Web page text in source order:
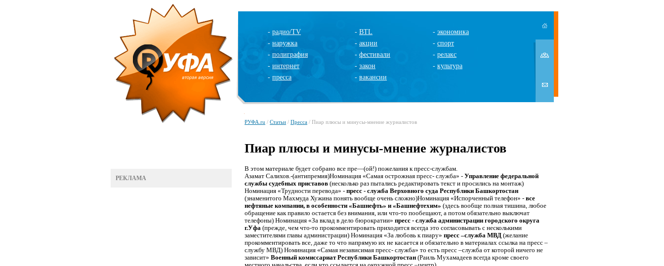
- радио/TV
- наружка
- полиграфия
- интернет
- пресса
- BTL
- акции
- фестивали
- закон
- вакансии
- экономика
- спорт
- релакс
- культура
РЕКЛАМА
РУФА.ru / Статьи / Пресса / Пиар плюсы и минусы-мнение журналистов
Пиар плюсы и минусы-мнение журналистов
В этом материале будет собрано все пре—(ой!) пожелания к пресс-службам.
Азамат Салихов.-(антипремия)Номинация «Самая острожная пресс- служба» - Управление федеральной
службы судебных приставов (несколько раз пытались редактировать текст и просились на монтаж)
Номинация «Трудности перевода» - пресс - служба Верховного суда Республики Башкортостан
(знаменитого Махмуда Хужина понять вообще очень сложно)Номинация «Испорченный телефон» - все
нефтяные компании, в особенности «Башнефть» и «Башнефтехим» (здесь вообще полная тишина, любое
обращение как правило остается без внимания, или что-то пообещают, а потом обязательно выключат
телефоны) Номинация «За вклад в дело бюрократии» пресс - служба администрации городского округа
г.Уфа (прежде, чем что-то прокомментировать приходится всегда это согласовывать с несколькими
заместителями главы администрации) Номинация «За любовь к пиару» пресс –служба МВД (желание
прокомментировать все, даже то что напрямую их не касается и обязательно в материалах ссылка на пресс –
службу МВД) Номинация «Самая независимая пресс- служба» то есть пресс –служба от которой ничего не
зависит» Военный комиссариат Республики Башкортостан (Раиль Мухамадеев всегда кроме своего